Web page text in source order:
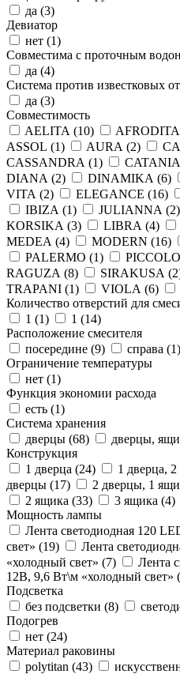
да (3)
Девиатор
нет (1)
Совместима с проточным
да (4)
Система против известковых
да (3)
Совместимость
AELITA (10)
ASSOL (1) AURA (2)
CASSANDRA (1)
DIANA (2) DINAMIKA (6)
VITA (2) ELEGANCE (16)
IBIZA (1) JULIANNA (2)
KORSIKA (3) LIBRA (4)
MEDEA (4) MODERN (16)
PALERMO (1)
RAGUZA (8) SIRAKUSA (2
TRAPANI (1) VIOLA (6)
Количество отверстий для
1 (1) 1 (14)
Расположение смесителя
посередине (9) справа (1)
Ограничение температуры
нет (1)
Функция экономии расхода
есть (1)
Система хранения
дверцы (68) дверцы,
Конструкция
1 дверца (24) 1 дверца,
дверцы (17) 2 дверцы, 1
2 ящика (33) 3 ящика (4)
Мощность лампы
Лента светодиодная 120
свет» (19)
Лента
«холодный свет» (7)
Лента
12В, 9,6 Вт\м «холодный свет» (
Подсветка
без подсветки (8)
Подогрев
нет (24)
Материал раковины
polytitan (43)